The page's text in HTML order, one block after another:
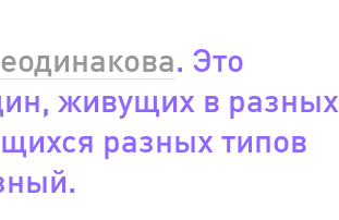
. Это
живущих в разных
разных типов